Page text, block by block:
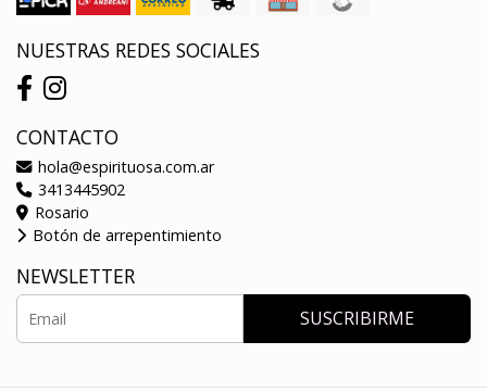
NUESTRAS REDES SOCIALES
CONTACTO
hola@espirituosa.com.ar
3413445902
Rosario
Botón de arrepentimiento
NEWSLETTER
SUSCRIBIRME